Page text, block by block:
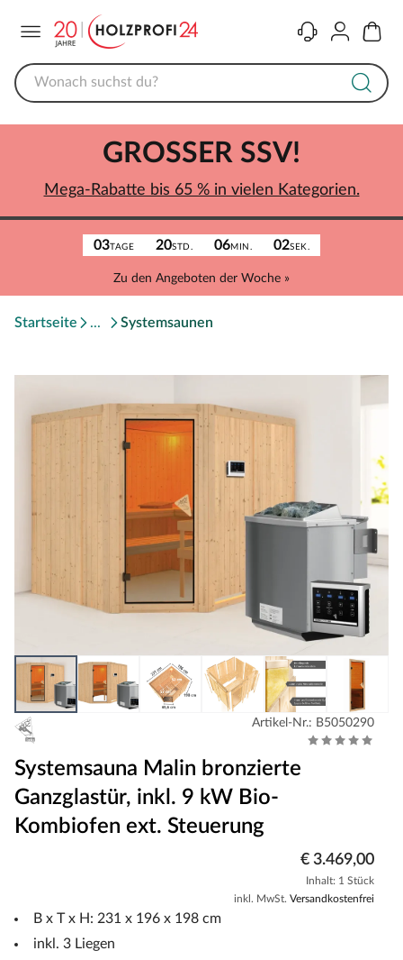
KontaktKonto
03TAGE 20STD. 06MIN. 02SEK.
Zu den Angeboten der Woche »
GROSSER SSV!
Mega-Rabatte bis 65 % in vielen Kategorien.
Startseite Systemsaunen
Artikel-Nr.: B5050290
Systemsauna Malin bronzierte
Ganzglastür, inkl. 9 kW Bio-
Kombiofen ext. Steuerung
€ 3.469,00
Inhalt: 1 Stück
inkl. MwSt. Versandkostenfrei
B x T x H: 231 x 196 x 198 cm
inkl. 3 Liegen